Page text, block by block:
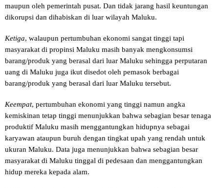
maupun oleh pemerintah pusat. Dan tidak jarang hasil keuntungan
dikorupsi dan dihabiskan di luar wilayah Maluku.
Ketiga, walaupun pertumbuhan ekonomi sangat tinggi tapi
masyarakat di propinsi Maluku masih banyak mengkonsumsi
barang/produk yang berasal dari luar Maluku sehingga perputaran
uang di Maluku juga ikut disedot oleh pemasok berbagai
barang/produk yang berasal dari luar Maluku tersebut.
Keempat, pertumbuhan ekonomi yang tinggi namun angka
kemiskinan tetap tinggi menunjukkan bahwa sebagian besar tenaga
produktif Maluku masih menggantungkan hidupnya sebagai
karyawan ataupun buruh dengan tingkat upah yang rendah untuk
ukuran Maluku. Data juga menunjukkan bahwa sebagian besar
masyarakat di Maluku tinggal di pedesaan dan menggantungkan
hidup mereka kepada alam.